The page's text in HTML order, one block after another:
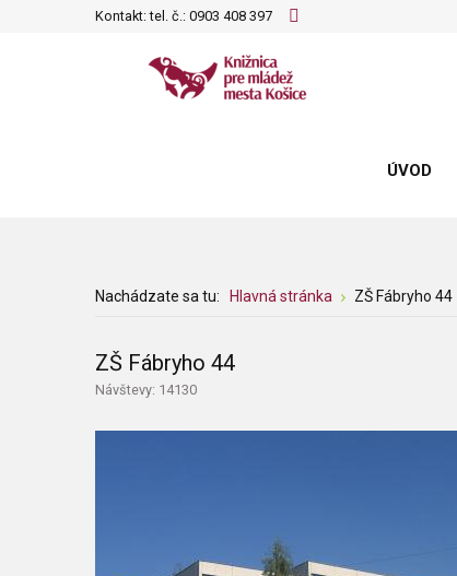
Kontakt: tel. č.: 0903 408 397
ÚVOD
Nachádzate sa tu: Hlavná stránka ZŠ Fábryho 44
ZŠ Fábryho 44
Návštevy: 14130